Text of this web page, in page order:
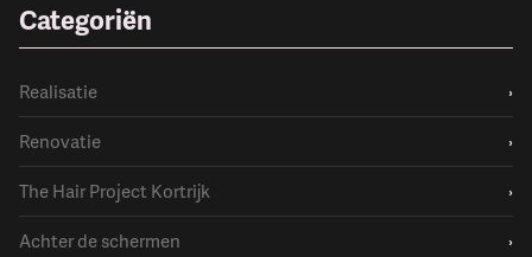
Categoriën
Realisatie
›
Renovatie
›
The Hair Project Kortrijk
›
Achter de schermen
›